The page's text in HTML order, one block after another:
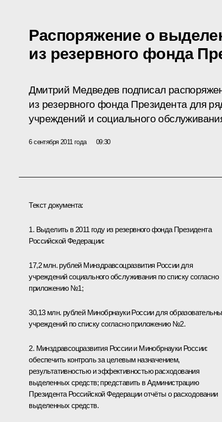
Распоряжение о
из резервного фонда
Дмитрий Медведев подписал
из резервного фонда Президента для
учреждений и социального
6 сентября 2011 года 09:30
Текст документа:
1. Выделить в 2011 году из резервного фонда Президента
Российской Федерации:
17,2 млн. рублей Минздравсоцразвития России для
учреждений социального обслуживания по списку согласно
приложению №1;
30,13 млн. рублей Минобрнауки России для
учреждений по списку согласно приложению №2.
2. Минздравсоцразвития России и Минобрнауки России:
обеспечить контроль за целевым назначением,
результативностью и эффективностью расходования
выделенных средств; представить в Администрацию
Президента Российской Федерации отчёты о расходовании
выделенных средств.